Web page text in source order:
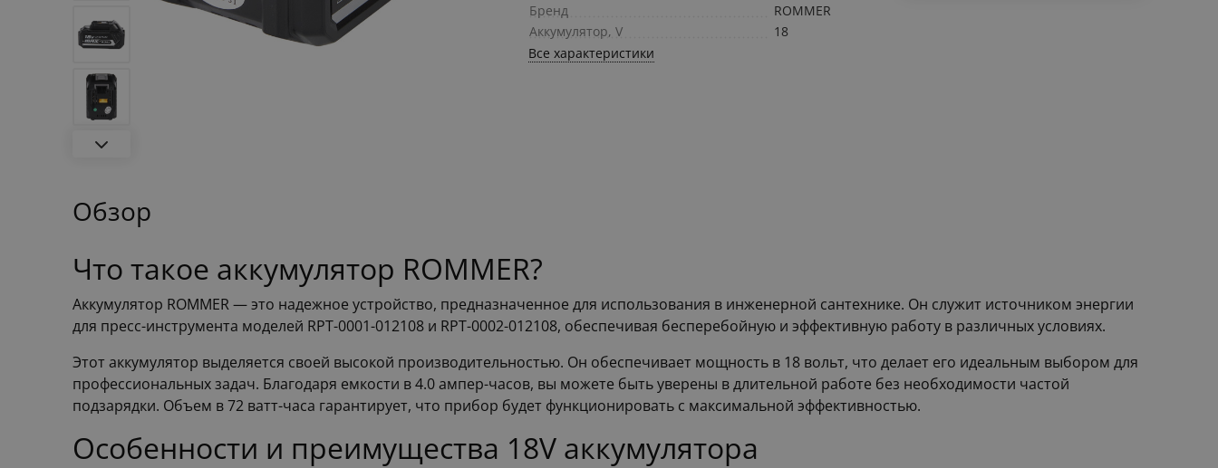
Бренд
ROMMER
Аккумулятор, V
18
Все характеристики
Обзор
Что такое аккумулятор ROMMER?
Аккумулятор ROMMER — это надежное устройство, предназначенное для использования в инженерной сантехнике. Он служит источником энергии
для пресс-инструмента моделей RPT-0001-012108 и RPT-0002-012108, обеспечивая бесперебойную и эффективную работу в различных условиях.
Этот аккумулятор выделяется своей высокой производительностью. Он обеспечивает мощность в 18 вольт, что делает его идеальным выбором для
профессиональных задач. Благодаря емкости в 4.0 ампер-часов, вы можете быть уверены в длительной работе без необходимости частой
подзарядки. Объем в 72 ватт-часа гарантирует, что прибор будет функционировать с максимальной эффективностью.
Особенности и преимущества 18V аккумулятора